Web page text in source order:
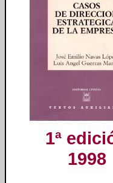
1ª
1998